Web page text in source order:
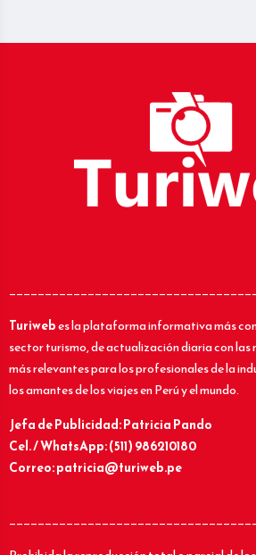
Turiwebes la plataforma informativa más
sector turismo, de actualización diaria con las
más relevantes para los profesionales de la
los amantes de los viajes en Perú y el mundo.
Jefa de Publicidad: Patricia Pando
Cel. / WhatsApp: (511) 986210180
Correo: patricia@turiweb.pe